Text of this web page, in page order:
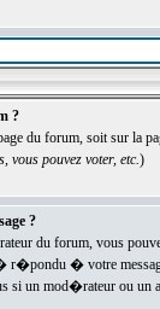
?
du forum, soit sur la
vous pouvez voter, etc.)
?
du forum, vous
� votre
un mod�rateur ou un